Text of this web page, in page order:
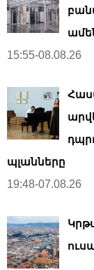
15:55-08.08.26
պլանները
19:48-07.08.26